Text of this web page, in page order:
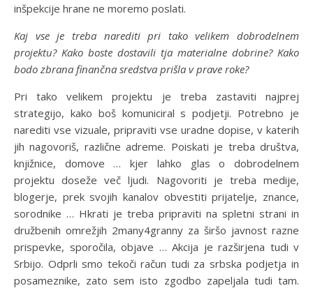
inšpekcije hrane ne moremo poslati.
Kaj vse je treba narediti pri tako velikem dobrodelnem
projektu? Kako boste dostavili tja materialne dobrine? Kako
bodo zbrana finančna sredstva prišla v prave roke?
Pri tako velikem projektu je treba zastaviti najprej
strategijo, kako boš komuniciral s podjetji. Potrebno je
narediti vse vizuale, pripraviti vse uradne dopise, v katerih
jih nagovoriš, različne adreme. Poiskati je treba društva,
knjižnice, domove … kjer lahko glas o dobrodelnem
projektu doseže več ljudi. Nagovoriti je treba medije,
blogerje, prek svojih kanalov obvestiti prijatelje, znance,
sorodnike … Hkrati je treba pripraviti na spletni strani in
družbenih omrežjih 2many4granny za širšo javnost razne
prispevke, sporočila, objave … Akcija je razširjena tudi v
Srbijo. Odprli smo tekoči račun tudi za srbska podjetja in
posameznike, zato sem isto zgodbo zapeljala tudi tam.